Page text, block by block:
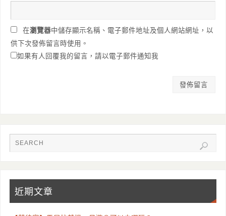
在瀏覽器中儲存顯示名稱、電子郵件地址及個人網站網址，以
供下次發佈留言時使用。
如果有人回覆我的留言，請以電子郵件通知我
近期文章